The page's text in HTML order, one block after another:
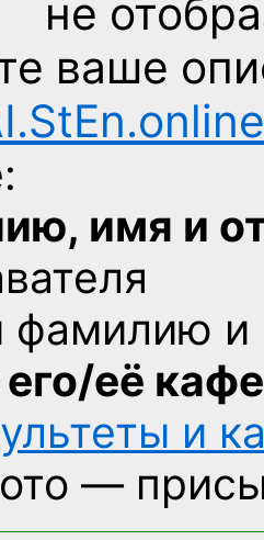
не
ваше
имя и
фамилию
её
и
—